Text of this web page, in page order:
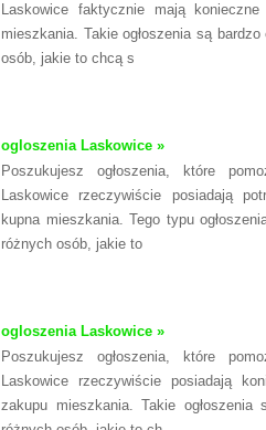
Laskowice faktycznie mają
mieszkania. Takie ogłoszenia są
osób, jakie to chcą s
ogloszenia Laskowice »
Poszukujesz ogłoszenia, które
Laskowice rzeczywiście posiadają
kupna mieszkania. Tego typu
różnych osób, jakie to
ogloszenia Laskowice »
Poszukujesz ogłoszenia, które
Laskowice rzeczywiście posiadają
zakupu mieszkania. Takie